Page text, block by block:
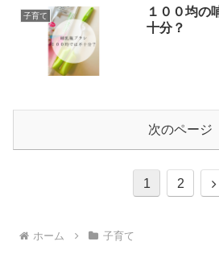
子育て
１００均の
十分？
次のページ
1 2
ホーム 子育て